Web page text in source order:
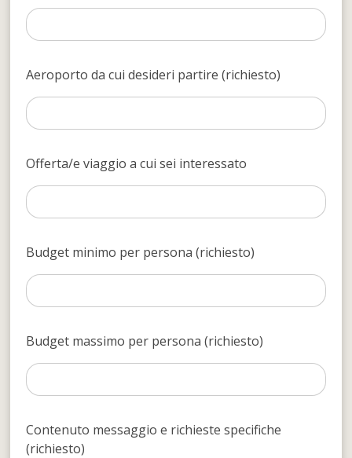
Aeroporto da cui desideri partire (richiesto)
Offerta/e viaggio a cui sei interessato
Budget minimo per persona (richiesto)
Budget massimo per persona (richiesto)
Contenuto messaggio e richieste specifiche
(richiesto)